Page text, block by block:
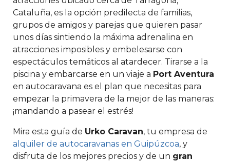
Cataluña, es la opción predilecta de familias,
grupos de amigos y parejas que quieren pasar
unos días sintiendo la máxima adrenalina en
atracciones imposibles y embelesarse con
espectáculos temáticos al atardecer. Tirarse a la
piscina y embarcarse en un viaje a Port Aventura
en autocaravana es el plan que necesitas para
empezar la primavera de la mejor de las maneras:
¡mandando a pasear el estrés!
Mira esta guía de Urko Caravan, tu empresa de
alquiler de autocaravanas en Guipúzcoa, y
disfruta de los mejores precios y de un gran